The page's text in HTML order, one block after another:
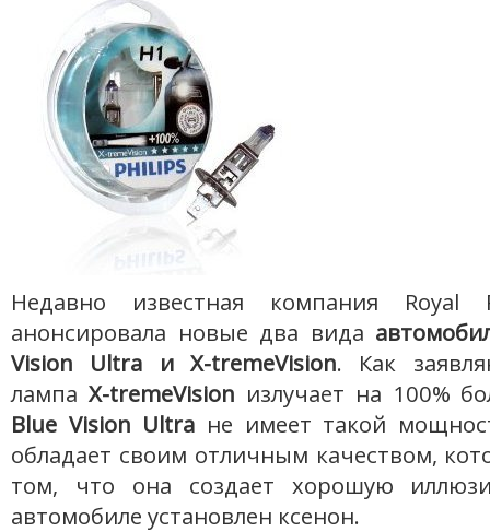
Недавно известная компания Royal
анонсировала новые два вида
Vision Ultra и X-tremeVision. Как
лампа X-tremeVision излучает на 100%
Blue Vision Ultra не имеет такой
обладает своим отличным качеством,
том, что она создает хорошую
автомобиле установлен ксенон.